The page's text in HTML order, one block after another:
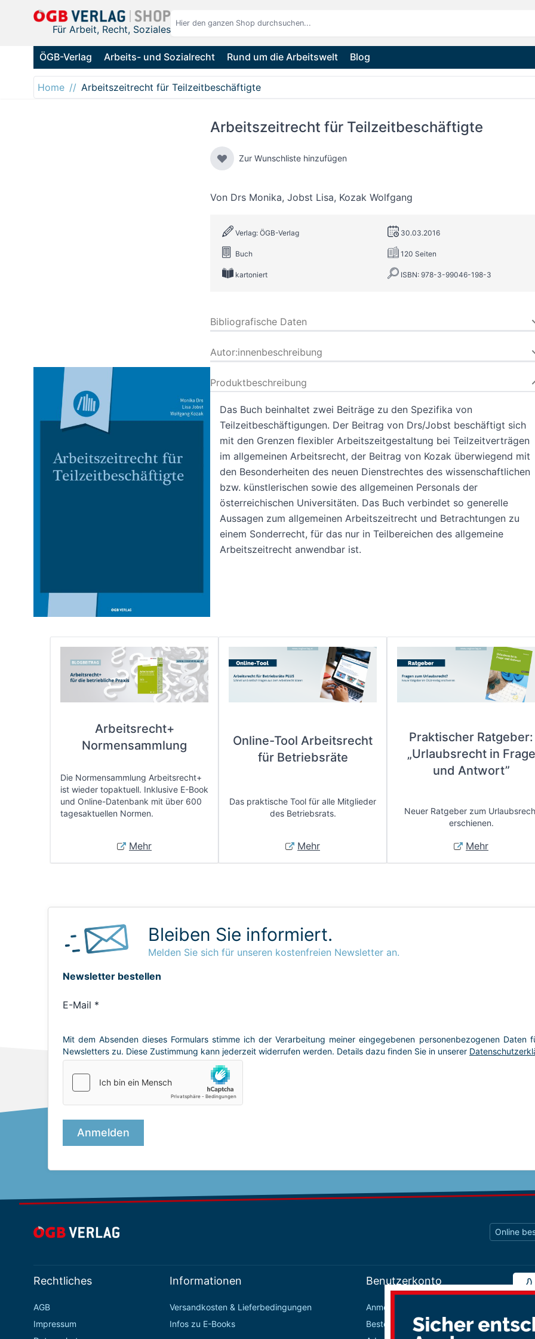
Direkt zum Inhalt
Für Arbeit, Recht, Soziales
ÖGB-Verlag Arbeits- und Sozialrecht Rund um die Arbeitswelt Blog
Home Arbeitszeitrecht für Teilzeitbeschäftigte
Arbeitszeitrecht für Teilzeitbeschäftigte
Zur Wunschliste hinzufügen
Von Drs Monika, Jobst Lisa, Kozak Wolfgang
Verlag: ÖGB-Verlag 30.03.2016
Buch 120 Seiten
kartoniert ISBN: 978-3-99046-198-3
Bibliografische Daten
Autor:innenbeschreibung
Produktbeschreibung
Das Buch beinhaltet zwei Beiträge zu den Spezifika von
Teilzeitbeschäftigungen. Der Beitrag von Drs/Jobst beschäftigt sich
mit den Grenzen flexibler Arbeitszeitgestaltung bei Teilzeitverträgen
im allgemeinen Arbeitsrecht, der Beitrag von Kozak überwiegend mit
den Besonderheiten des neuen Dienstrechtes des wissenschaftlichen
bzw. künstlerischen sowie des allgemeinen Personals der
österreichischen Universitäten. Das Buch verbindet so generelle
Aussagen zum allgemeinen Arbeitszeitrecht und Betrachtungen zu
einem Sonderrecht, für das nur in Teilbereichen des allgemeine
Arbeitszeitrecht anwendbar ist.
Arbeitsrecht+
Normensammlung
Die Normensammlung Arbeitsrecht+
ist wieder topaktuell. Inklusive E-Book
und Online-Datenbank mit über 600
tagesaktuellen Normen.
Mehr
Online-Tool Arbeitsrecht
für Betriebsräte
Das praktische Tool für alle Mitglieder
des Betriebsrats.
Mehr
Praktischer Ratgeber:
„Urlaubsrecht in Frage
und Antwort”
Neuer Ratgeber zum
erschienen.
Mehr
Bleiben Sie informiert.
Melden Sie sich für unseren kostenfreien Newsletter an.
Online
Rechtliches
AGB
Impressum
Informationen
Versandkosten & Lieferbedingungen
Infos zu E-Books
Benutzerkonto
Anmelden / Registrieren
Bestellungen